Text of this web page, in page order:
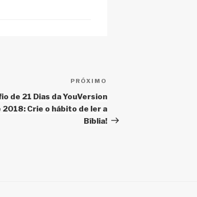
post
PRÓXIMO
de 21 Dias da YouVersion
2018: Crie o hábito de ler a
Bíblia!